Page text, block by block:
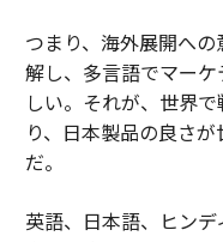
つまり、海外展開へ
解し、多言語でマー
しい。それが、世界
り、日本製品の良さ
だ。
英語、日本語、ヒン